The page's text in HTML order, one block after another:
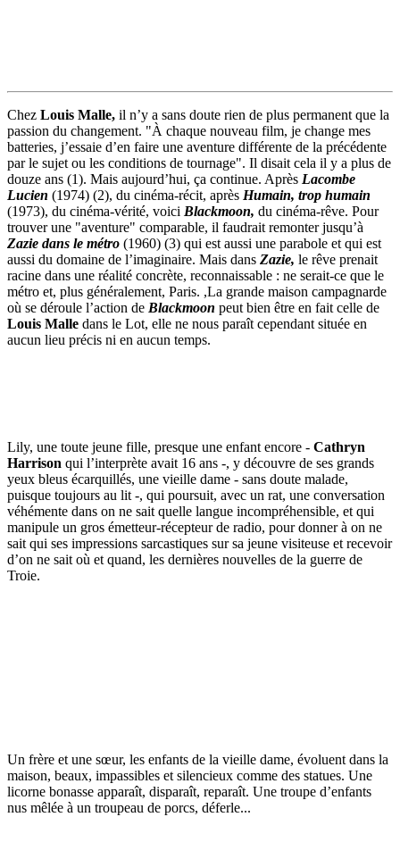
Chez Louis Malle, il n’y a sans doute rien de plus permanent que la
passion du changement. "À chaque nouveau film, je change mes
batteries, j’essaie d’en faire une aventure différente de la précédente
par le sujet ou les conditions de tournage". Il disait cela il y a plus de
douze ans (1). Mais aujourd’hui, ça continue. Après Lacombe
Lucien (1974) (2), du cinéma-récit, après Humain, trop humain
(1973), du cinéma-vérité, voici Blackmoon, du cinéma-rêve. Pour
trouver une "aventure" comparable, il faudrait remonter jusqu’à
Zazie dans le métro (1960) (3) qui est aussi une parabole et qui est
aussi du domaine de l’imaginaire. Mais dans Zazie, le rêve prenait
racine dans une réalité concrète, reconnaissable : ne serait-ce que le
métro et, plus généralement, Paris. ,La grande maison campagnarde
où se déroule l’action de Blackmoon peut bien être en fait celle de
Louis Malle dans le Lot, elle ne nous paraît cependant située en
aucun lieu précis ni en aucun temps.
Lily, une toute jeune fille, presque une enfant encore - Cathryn
Harrison qui l’interprète avait 16 ans -, y découvre de ses grands
yeux bleus écarquillés, une vieille dame - sans doute malade,
puisque toujours au lit -, qui poursuit, avec un rat, une conversation
véhémente dans on ne sait quelle langue incompréhensible, et qui
manipule un gros émetteur-récepteur de radio, pour donner à on ne
sait qui ses impressions sarcastiques sur sa jeune visiteuse et recevoir
d’on ne sait où et quand, les dernières nouvelles de la guerre de
Troie.
Un frère et une sœur, les enfants de la vieille dame, évoluent dans la
maison, beaux, impassibles et silencieux comme des statues. Une
licorne bonasse apparaît, disparaît, reparaît. Une troupe d’enfants
nus mêlée à un troupeau de porcs, déferle...